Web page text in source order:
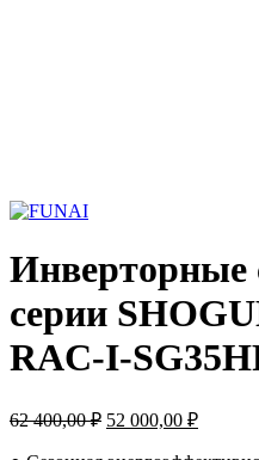
Инверторные
серии
RAC-I-
62 400,00₽ Первоначальная
52 000,00 ₽Текущая